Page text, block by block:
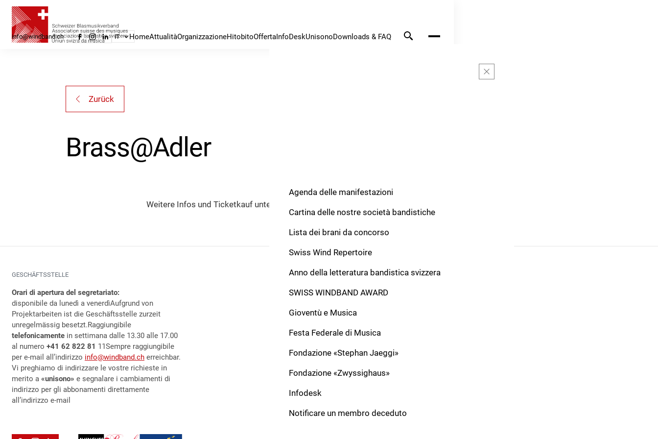
HomeAttualitàOrganizzazioneHitobitoOffertaInfoDeskUnisonoDownloads & FAQ
info@windband.ch IT
Agenda delle manifestazioni
Cartina delle nostre società bandistiche
Lista dei brani da concorso
Swiss Wind Repertoire
Anno della letteratura bandistica svizzera
SWISS WINDBAND AWARD
Gioventù e Musica
Festa Federale di Musica
Fondazione «Stephan Jaeggi»
Fondazione «Zwyssighaus»
Infodesk
Notificare un membro deceduto
Zurück
Brass@Adler
Weitere Infos und Ticketkauf unter www.bbkmf.ch
GESCHÄFTSSTELLE
Orari di apertura del segretariato:
disponibile da lunedì a venerdìAufgrund von
Projektarbeiten ist die Geschäftsstelle zurzeit
unregelmässig besetzt.Raggiungibile
telefonicamente in settimana dalle 13.30 alle 17.00
al numero +41 62 822 81 11Sempre raggiungibile
per e-mail all’indirizzo info@windband.ch erreichbar.
Vi preghiamo di indirizzare le vostre richieste in
merito a «unisono» e segnalare i cambiamenti di
indirizzo per gli abbonamenti direttamente
all’indirizzo e-mail
INDIRIZZO
Associazione bandistica svizzera
5000 Aarau
+41 62 822 81 11